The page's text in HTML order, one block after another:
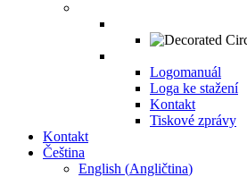
Logomanuál
Loga ke stažení
Kontakt
Tiskové zprávy
Kontakt
Čeština
English (Angličtina)